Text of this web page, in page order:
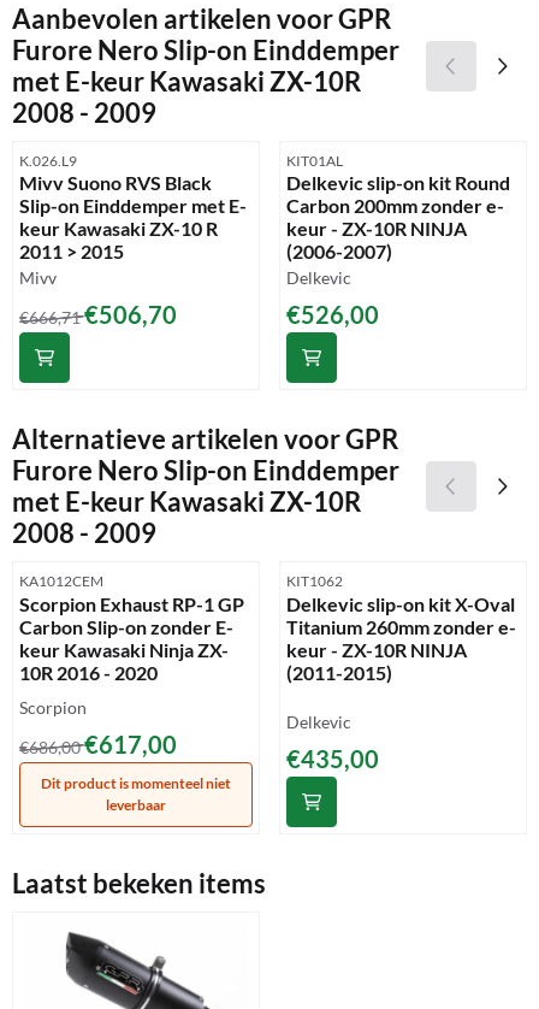
Aanbevolen artikelen voorGPR
Furore Nero Slip-on Einddemper
met E-keur Kawasaki ZX-10R
2008 - 2009
Artikelnummer
K.026.L9
Mivv Suono RVS Black
Slip-on Einddemper met E-
keur Kawasaki ZX-10 R
2011 > 2015
Merk:
Mivv
Van 666,71 voor 506,70
€666,71€506,70
Artikelnummer
KIT01AL
Delkevic slip-on kit Round
Carbon 200mm zonder e-
keur - ZX-10R NINJA
(2006-2007)
Merk:
Delkevic
Prijs: 526,00
€526,00
Alternatieve artikelen voorGPR
Furore Nero Slip-on Einddemper
met E-keur Kawasaki ZX-10R
2008 - 2009
Artikelnummer
KA1012CEM
Scorpion Exhaust RP-1 GP
Carbon Slip-on zonder E-
keur Kawasaki Ninja ZX-
10R 2016 - 2020
Merk:
Scorpion
Van 686,00 voor 617,00
€686,00€617,00
Dit product is momenteel niet
leverbaar
Artikelnummer
KIT1062
Delkevic slip-on kit X-Oval
Titanium 260mm zonder e-
keur - ZX-10R NINJA
(2011-2015)
Merk:
Delkevic
Prijs: 435,00
€435,00
Laatst bekeken items